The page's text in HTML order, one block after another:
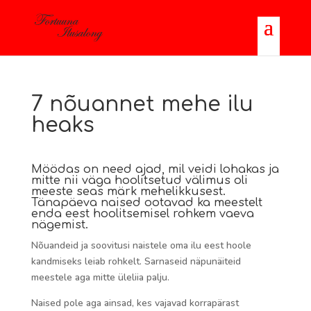
7 nõuannet mehe ilu
heaks
Möödas on need ajad, mil veidi lohakas ja
mitte nii väga hoolitsetud välimus oli
meeste seas märk mehelikkusest.
Tänapäeva naised ootavad ka meestelt
enda eest hoolitsemisel rohkem vaeva
nägemist.
Nõuandeid ja soovitusi naistele oma ilu eest hoole
kandmiseks leiab rohkelt. Sarnaseid näpunäiteid
meestele aga mitte üleliia palju.
Naised pole aga ainsad, kes vajavad korrapärast